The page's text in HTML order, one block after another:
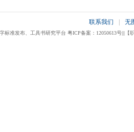
联系我们 无
标准发布、工具书研究平台 粤ICP备案：12050613号|||【